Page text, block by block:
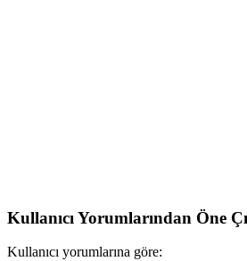
Kullanıcı Yorumlarından Öne
Kullanıcı yorumlarına göre: